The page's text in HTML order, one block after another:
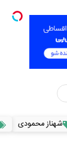
شهناز محمودی